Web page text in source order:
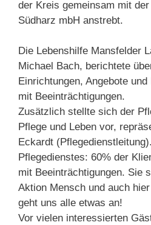
der Kreis gemeinsam mit
Südharz mbH anstrebt.
Die Lebenshilfe Mansfelder
Michael Bach, berichtete
Einrichtungen, Angebote
mit Beeinträchtigungen.
Zusätzlich stellte sich der
Pflege und Leben vor,
Eckardt
Pflegedienstes: 60% der
mit Beeinträchtigungen. Sie
Aktion Mensch und auch
geht uns alle etwas an!
Vor vielen interessierten